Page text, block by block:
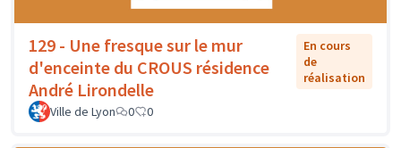
129 - Une fresque sur le mur
d'enceinte du CROUS résidence
André Lirondelle
En cours
de
réalisation
Ville de Lyon 0 0